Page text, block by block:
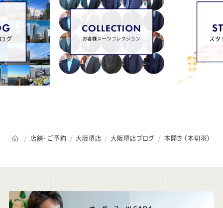
オーダースーツSADAのトップページ
店舗・ご予約 大阪堺店 大阪堺店ブログ 本開き（本切羽）
こ